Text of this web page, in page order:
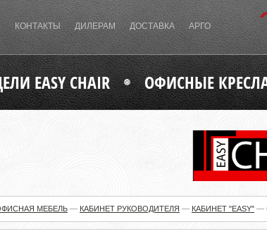
КОНТАКТЫ ДИЛЕРАМ ДОСТАВКА АРГО
EASY CHAIR ОФИСНЫЕ
МЕБЕЛЬ — КАБИНЕТ РУКОВОДИТЕЛЯ — КАБИНЕТ "EASY" —